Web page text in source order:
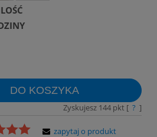
DO KOSZYKA
Zyskujesz 144pkt [ ? ]
zapytaj o produkt